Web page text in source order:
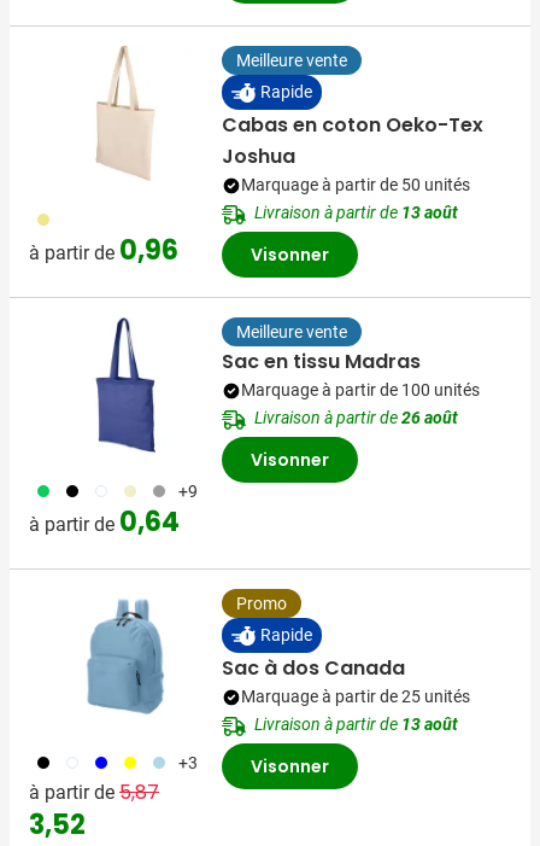
013
à partir de 0,96
Meilleure vente
Rapide
Cabas en coton Oeko-Tex
Joshua
Marquage à partir de 50 unités
Livraison à partir de 13 août
Visonner
153 001 002 311 003 +9
à partir de 0,64
Meilleure vente
Sac en tissu Madras
Marquage à partir de 100 unités
Livraison à partir de26 août
Visonner
001 002 005 006 018 +3
à partir de Prix normal
5,87 Prix spécial
3,52
Promo
Rapide
Sac à dos Canada
Marquage à partir de 25 unités
Livraison à partir de 13 août
Visonner